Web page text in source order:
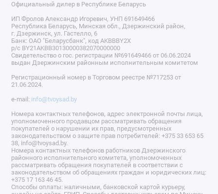
Официальный дилер в Республике Беларусь
ИП Фролов Александр Игоревич, УНП 691649466
Республика Беларусь, Минская обл., Дзержинский район,
г. Дзержинск, ул. Гастелло, 6
Банк: ОАО "Беларусбанк", код AKBBBY2X
р/с BY21AKBB30130000382070000000
Свидетельство о гос. регистрации №691649466 от 06.06.2024
выдан Дзержинским районным исполнительным комитетом
Регистрационный номер в Торговом реестре №717253 от
21.06.2024.
e-mail: info@tvoysad.by
Номера контактных телефонов, адрес электронной почты лица,
уполномоченного продавцом рассматривать обращения
покупателей о нарушении их прав, предусмотренных
законодательством о защите прав потребителей: +375 33 653 65
38, info@tvoysad.by.
Номера контактных телефонов работников Дзержинского
районного исполнительного комитета, уполномоченных
рассматривать обращения покупателей в соответствии с
законодательством об обращениях граждан и юридических лиц:
+375 17 163 46 45.
Способы оплаты: наличными, банковской картой курьеру,